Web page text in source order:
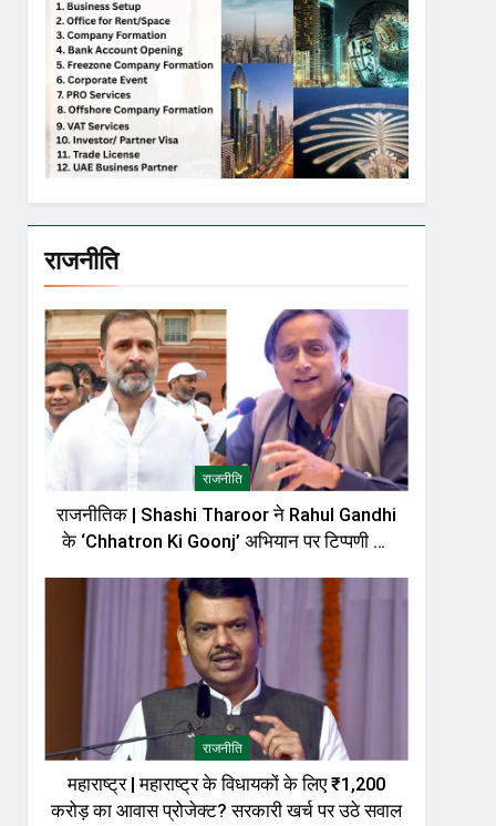
राजनीति
राजनीति
राजनीतिक | Shashi Tharoor ने Rahul Gandhi
के ‘Chhatron Ki Goonj’ अभियान पर टिप्पणी को
किया गया
राजनीति
महाराष्ट्र | महाराष्ट्र के विधायकों के लिए ₹1,200
करोड़ का आवास प्रोजेक्ट? सरकारी खर्च पर उठे सवाल